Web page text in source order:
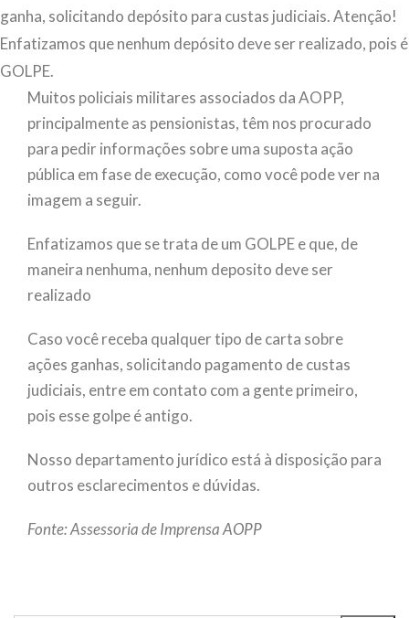
ganha, solicitando depósito para custas judiciais. Atenção!
Enfatizamos que nenhum depósito deve ser realizado, pois é
GOLPE.
Muitos policiais militares associados da AOPP,
principalmente as pensionistas, têm nos procurado
para pedir informações sobre uma suposta ação
pública em fase de execução, como você pode ver na
imagem a seguir.
Enfatizamos que se trata de um GOLPE e que, de
maneira nenhuma, nenhum deposito deve ser
realizado
Caso você receba qualquer tipo de carta sobre
ações ganhas, solicitando pagamento de custas
judiciais, entre em contato com a gente primeiro,
pois esse golpe é antigo.
Nosso departamento jurídico está à disposição para
outros esclarecimentos e dúvidas.
Fonte: Assessoria de Imprensa AOPP